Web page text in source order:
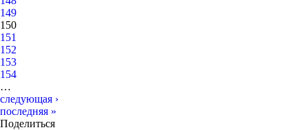
149
150
151
152
153
154
…
следующая ›
последняя »
Поделиться